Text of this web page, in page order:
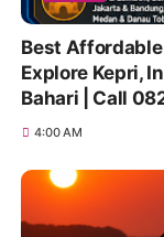
Best
Explore Kepri,
Bahari | Call
4:00 AM